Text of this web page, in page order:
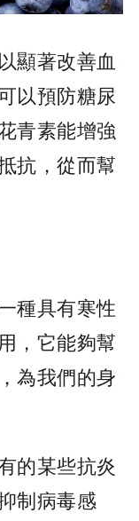
顯著改善血
以預防糖尿
青素能增強
抗，從而幫
種具有寒性
，它能夠幫
為我們的身
的某些抗炎
制病毒感